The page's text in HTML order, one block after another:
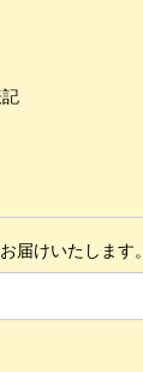
届けいたします。